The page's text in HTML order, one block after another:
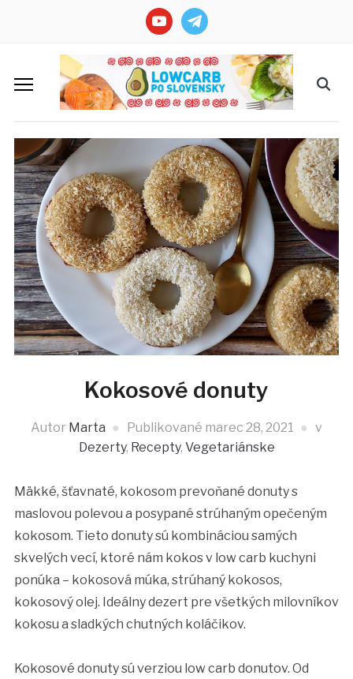
youtubetelegram
Kokosové donuty
Autor Marta Publikované marec 28, 2021
v
Dezerty, Recepty, Vegetariánske
Mäkké, šťavnaté, kokosom prevoňané donuty s
maslovou polevou a posypané strúhaným opečeným
kokosom. Tieto donuty sú kombináciou samých
skvelých vecí, ktoré nám kokos v low carb kuchyni
ponúka – kokosová múka, strúhaný kokosos,
kokosový olej. Ideálny dezert pre všetkých milovníkov
kokosu a sladkých chutných koláčikov.
Kokosové donuty sú verziou low carb donutov. Od